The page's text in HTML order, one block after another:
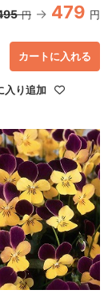
円 479 円
入り追加
カートに入れる